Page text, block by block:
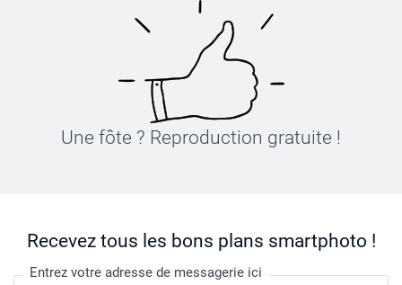
Une fôte ? Reproduction gratuite !
Recevez tous les bons plans smartphoto !
Entrez votre adresse de messagerie ici